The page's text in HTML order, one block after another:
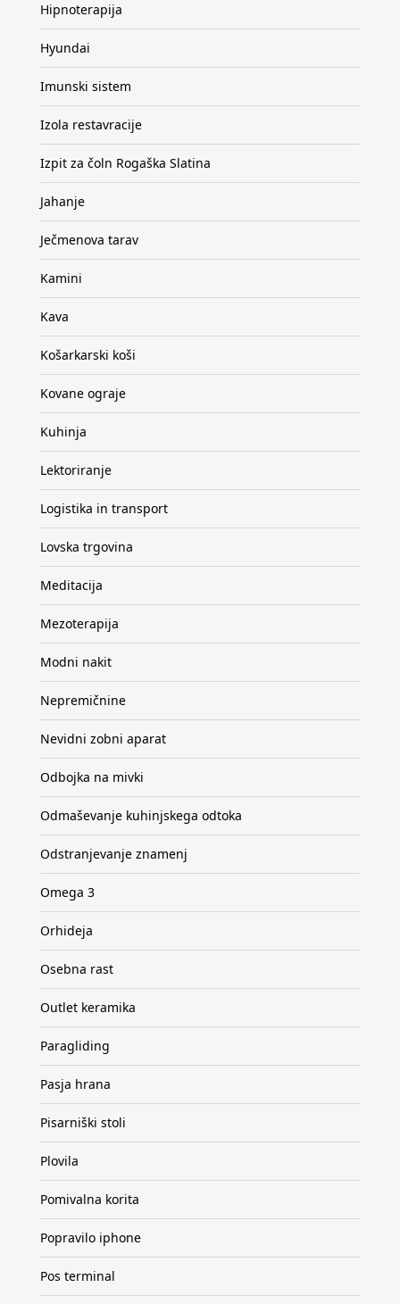
Hipnoterapija
Hyundai
Imunski sistem
Izola restavracije
Izpit za čoln Rogaška Slatina
Jahanje
Ječmenova tarav
Kamini
Kava
Košarkarski koši
Kovane ograje
Kuhinja
Lektoriranje
Logistika in transport
Lovska trgovina
Meditacija
Mezoterapija
Modni nakit
Nepremičnine
Nevidni zobni aparat
Odbojka na mivki
Odmaševanje kuhinjskega odtoka
Odstranjevanje znamenj
Omega 3
Orhideja
Osebna rast
Outlet keramika
Paragliding
Pasja hrana
Pisarniški stoli
Plovila
Pomivalna korita
Popravilo iphone
Pos terminal